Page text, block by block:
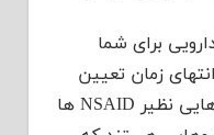
شما
تعیین
شده از آن استفاده کنید. داروهایی نظیر NSAID ها